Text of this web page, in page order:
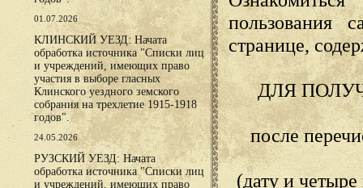
01.07.2026
КЛИНСКИЙ УЕЗД: Начата
обработка источника "Списки лиц
и учреждений, имеющих право
участия в выборе гласных
Клинского уездного земского
собрания на трехлетие 1915-1918
годов".
24.05.2026
РУЗСКИЙ УЕЗД: Начата
обработка источника "Списки лиц
и учреждений, имеющих право
пользования
странице,
ДЛЯ
после
(дату и